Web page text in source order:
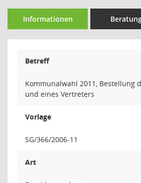
Informationen
Betreff
Kommunalwahl 2011, Bestellung
und eines Vertreters
Vorlage
SG/366/2006-11
Art